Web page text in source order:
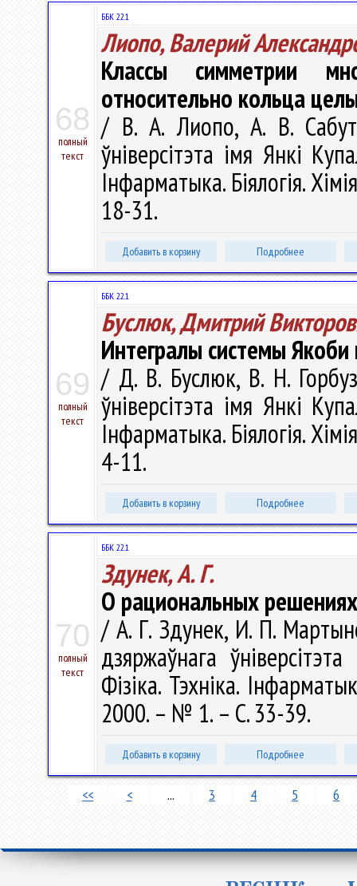
68
полный
текст
ББК 22.1
Лиопо, Валерий
Классы симметрии
относительно кольца
/ В. А. Лиопо, А. В.
ўніверсітэта імя Янкі
Інфарматыка. Біялогія.
18-31.
Добавить в корзину Подробнее
69
полный
текст
ББК 22.1
Буслюк, Дмитрий
Интегралы системы
/ Д. В. Буслюк, В. Н.
ўніверсітэта імя Янкі
Інфарматыка. Біялогія.
4-11.
Добавить в корзину Подробнее
70
полный
текст
ББК 22.1
Здунек, А. Г.
О рациональных
/ А. Г. Здунек, И. П.
дзяржаўнага
Фізіка. Тэхніка.
2000. – № 1. – С. 33-39.
Добавить в корзину Подробнее
<< < ... 3 4 5 6